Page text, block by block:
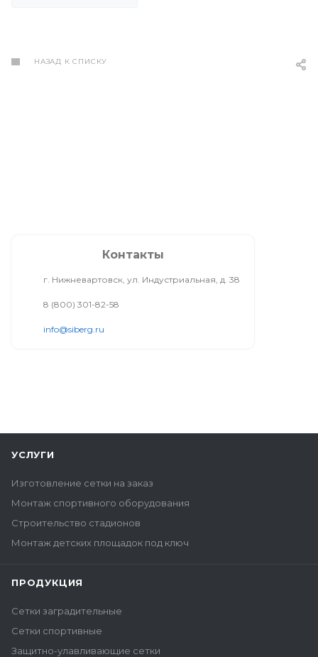
НАЗАД К СПИСКУ
Контакты
г. Нижневартовск, ул. Индустриальная, д. 38
8 (800) 301-82-58
info@siberg.ru
УСЛУГИ
Изготовление сетки на заказ
Монтаж спортивного оборудования
Строительство стадионов
Монтаж детских площадок под ключ
ПРОДУКЦИЯ
Сетки заградительные
Сетки спортивные
Защитно-улавливающие сетки